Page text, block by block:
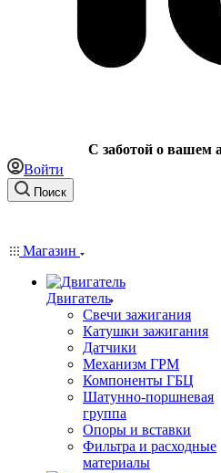
C заботой о вашем
Войти
Поиск
Магазин
Двигатель
Свечи зажигания
Катушки зажигания
Датчики
Механизм ГРМ
Компоненты ГБЦ
Шатунно-поршневая
группа
Опоры и вставки
Фильтра и расходные
материалы